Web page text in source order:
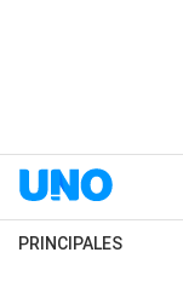
PRINCIPALES